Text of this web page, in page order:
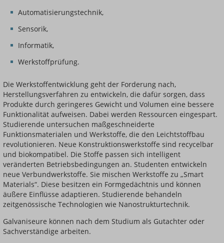
Automatisierungstechnik,
Sensorik,
Informatik,
Werkstoffprüfung.
Die Werkstoffentwicklung geht der Forderung nach,
Herstellungsverfahren zu entwickeln, die dafür sorgen, dass
Produkte durch geringeres Gewicht und Volumen eine bessere
Funktionalität aufweisen. Dabei werden Ressourcen eingespart.
Studierende untersuchen maßgeschneiderte
Funktionsmaterialen und Werkstoffe, die den Leichtstoffbau
revolutionieren. Neue Konstruktionswerkstoffe sind recycelbar
und biokompatibel. Die Stoffe passen sich intelligent
veränderten Betriebsbedingungen an. Studenten entwickeln
neue Verbundwerkstoffe. Sie mischen Werkstoffe zu „Smart
Materials“. Diese besitzen ein Formgedächtnis und können
äußere Einflüsse adaptieren. Studierende behandeln
zeitgenössische Technologien wie Nanostrukturtechnik.
Galvaniseure können nach dem Studium als Gutachter oder
Sachverständige arbeiten.